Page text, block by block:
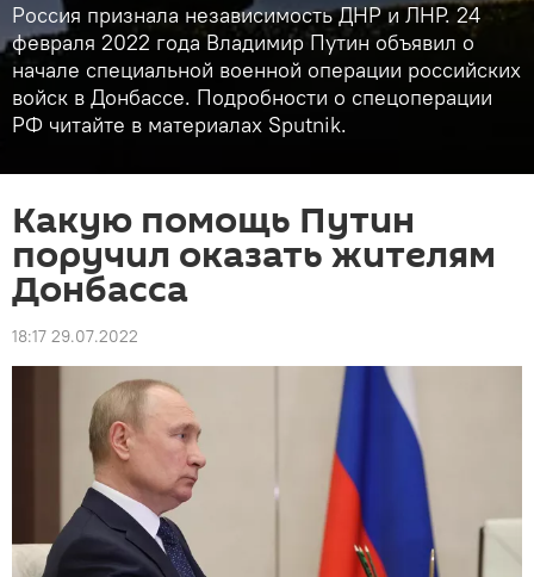
Россия признала независимость ДНР и ЛНР. 24
февраля 2022 года Владимир Путин объявил о
начале специальной военной операции российских
войск в Донбассе. Подробности о спецоперации
РФ читайте в материалах Sputnik.
Какую помощь Путин
поручил оказать жителям
Донбасса
18:17 29.07.2022